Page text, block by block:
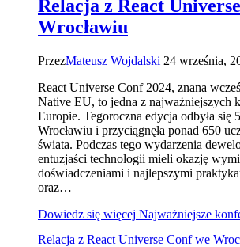
Relacja z React
Wrocławiu
PrzezMateusz Wojdalski 24 września,
React Universe Conf 2024, znana
Native EU, to jedna z najważniejszych
Europie. Tegoroczna edycja odbyła się
Wrocławiu i przyciągnęła ponad 650
świata. Podczas tego wydarzenia
entuzjaści technologii mieli okazję
doświadczeniami i najlepszymi
oraz…
Dowiedz się więcej Najważniejsze
Relacja z React Universe Conf we